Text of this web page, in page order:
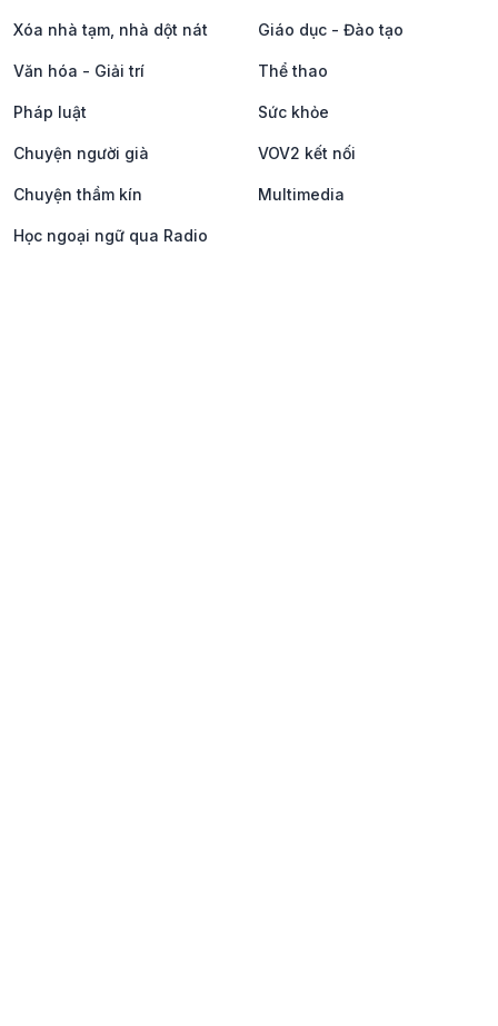
Xóa nhà tạm, nhà dột nát Giáo dục - Đào tạo
Văn hóa - Giải trí Thể thao
Pháp luật Sức khỏe
Chuyện người già VOV2 kết nối
Chuyện thầm kín Multimedia
Học ngoại ngữ qua Radio